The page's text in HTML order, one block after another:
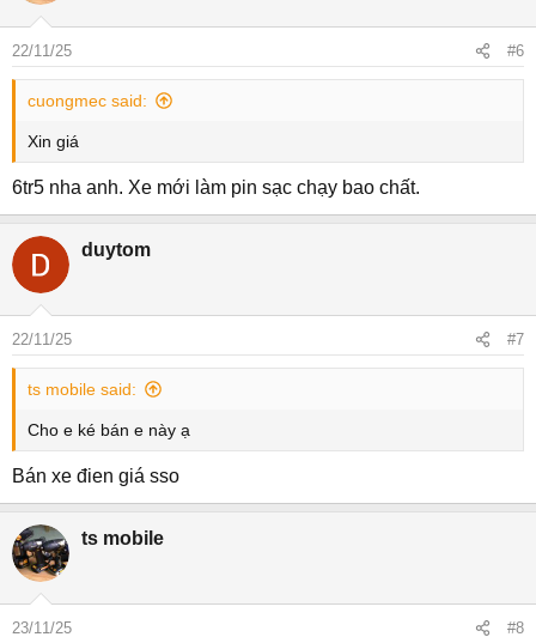
22/11/25 #6
cuongmec said:
Xin giá
6tr5 nha anh. Xe mới làm pin sạc chạy bao chất.
duytom
22/11/25 #7
ts mobile said:
Cho e ké bán e này ạ
Bán xe đien giá sso
ts mobile
23/11/25 #8